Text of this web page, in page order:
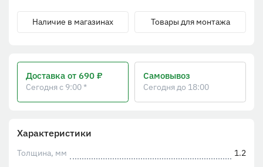
Характеристики
Толщина, мм
1.2
Наличие в магазинах Товары для монтажа
Доставка от 690 ₽
Сегодня с 9:00 *
Самовывоз
Сегодня до 18:00